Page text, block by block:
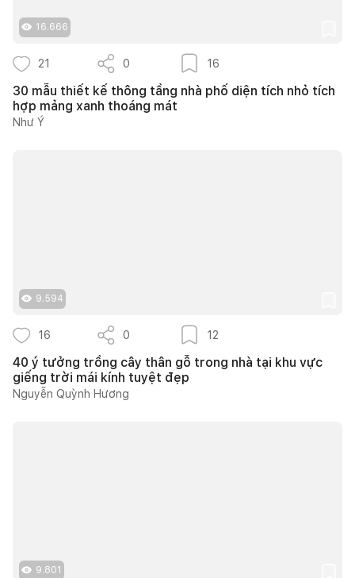
16.666
21 0 16
30 mẫu thiết kế thông tầng nhà phố diện tích nhỏ tích
hợp mảng xanh thoáng mát
Như Ý
9.594
16 0 12
40 ý tưởng trồng cây thân gỗ trong nhà tại khu vực
giếng trời mái kính tuyệt đẹp
Nguyễn Quỳnh Hương
9.801